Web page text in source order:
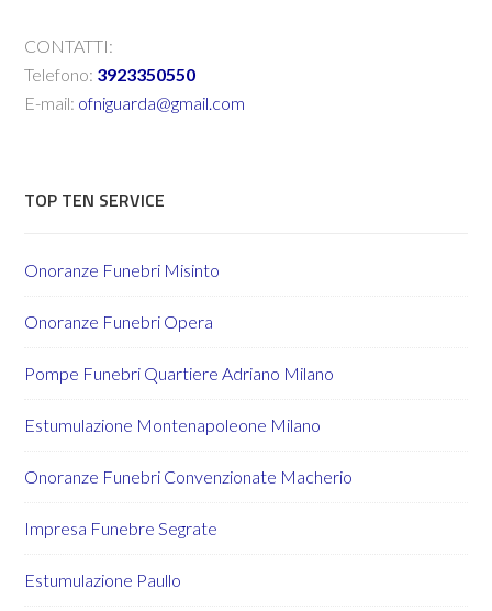
CONTATTI:
Telefono: 3923350550
E-mail: ofniguarda@gmail.com
TOP TEN SERVICE
Onoranze Funebri Misinto
Onoranze Funebri Opera
Pompe Funebri Quartiere Adriano Milano
Estumulazione Montenapoleone Milano
Onoranze Funebri Convenzionate Macherio
Impresa Funebre Segrate
Estumulazione Paullo